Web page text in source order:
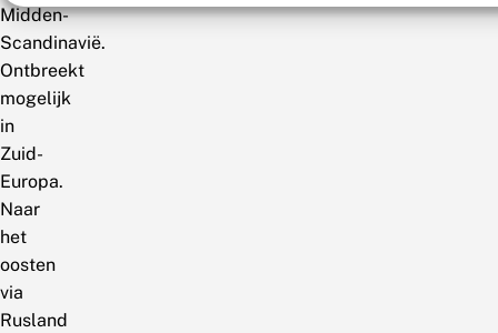
Midden-
Scandinavië.
Ontbreekt
mogelijk
in
Zuid-
Europa.
Naar
het
oosten
via
Rusland